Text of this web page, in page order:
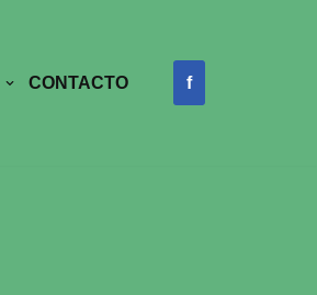
CONTACTO f